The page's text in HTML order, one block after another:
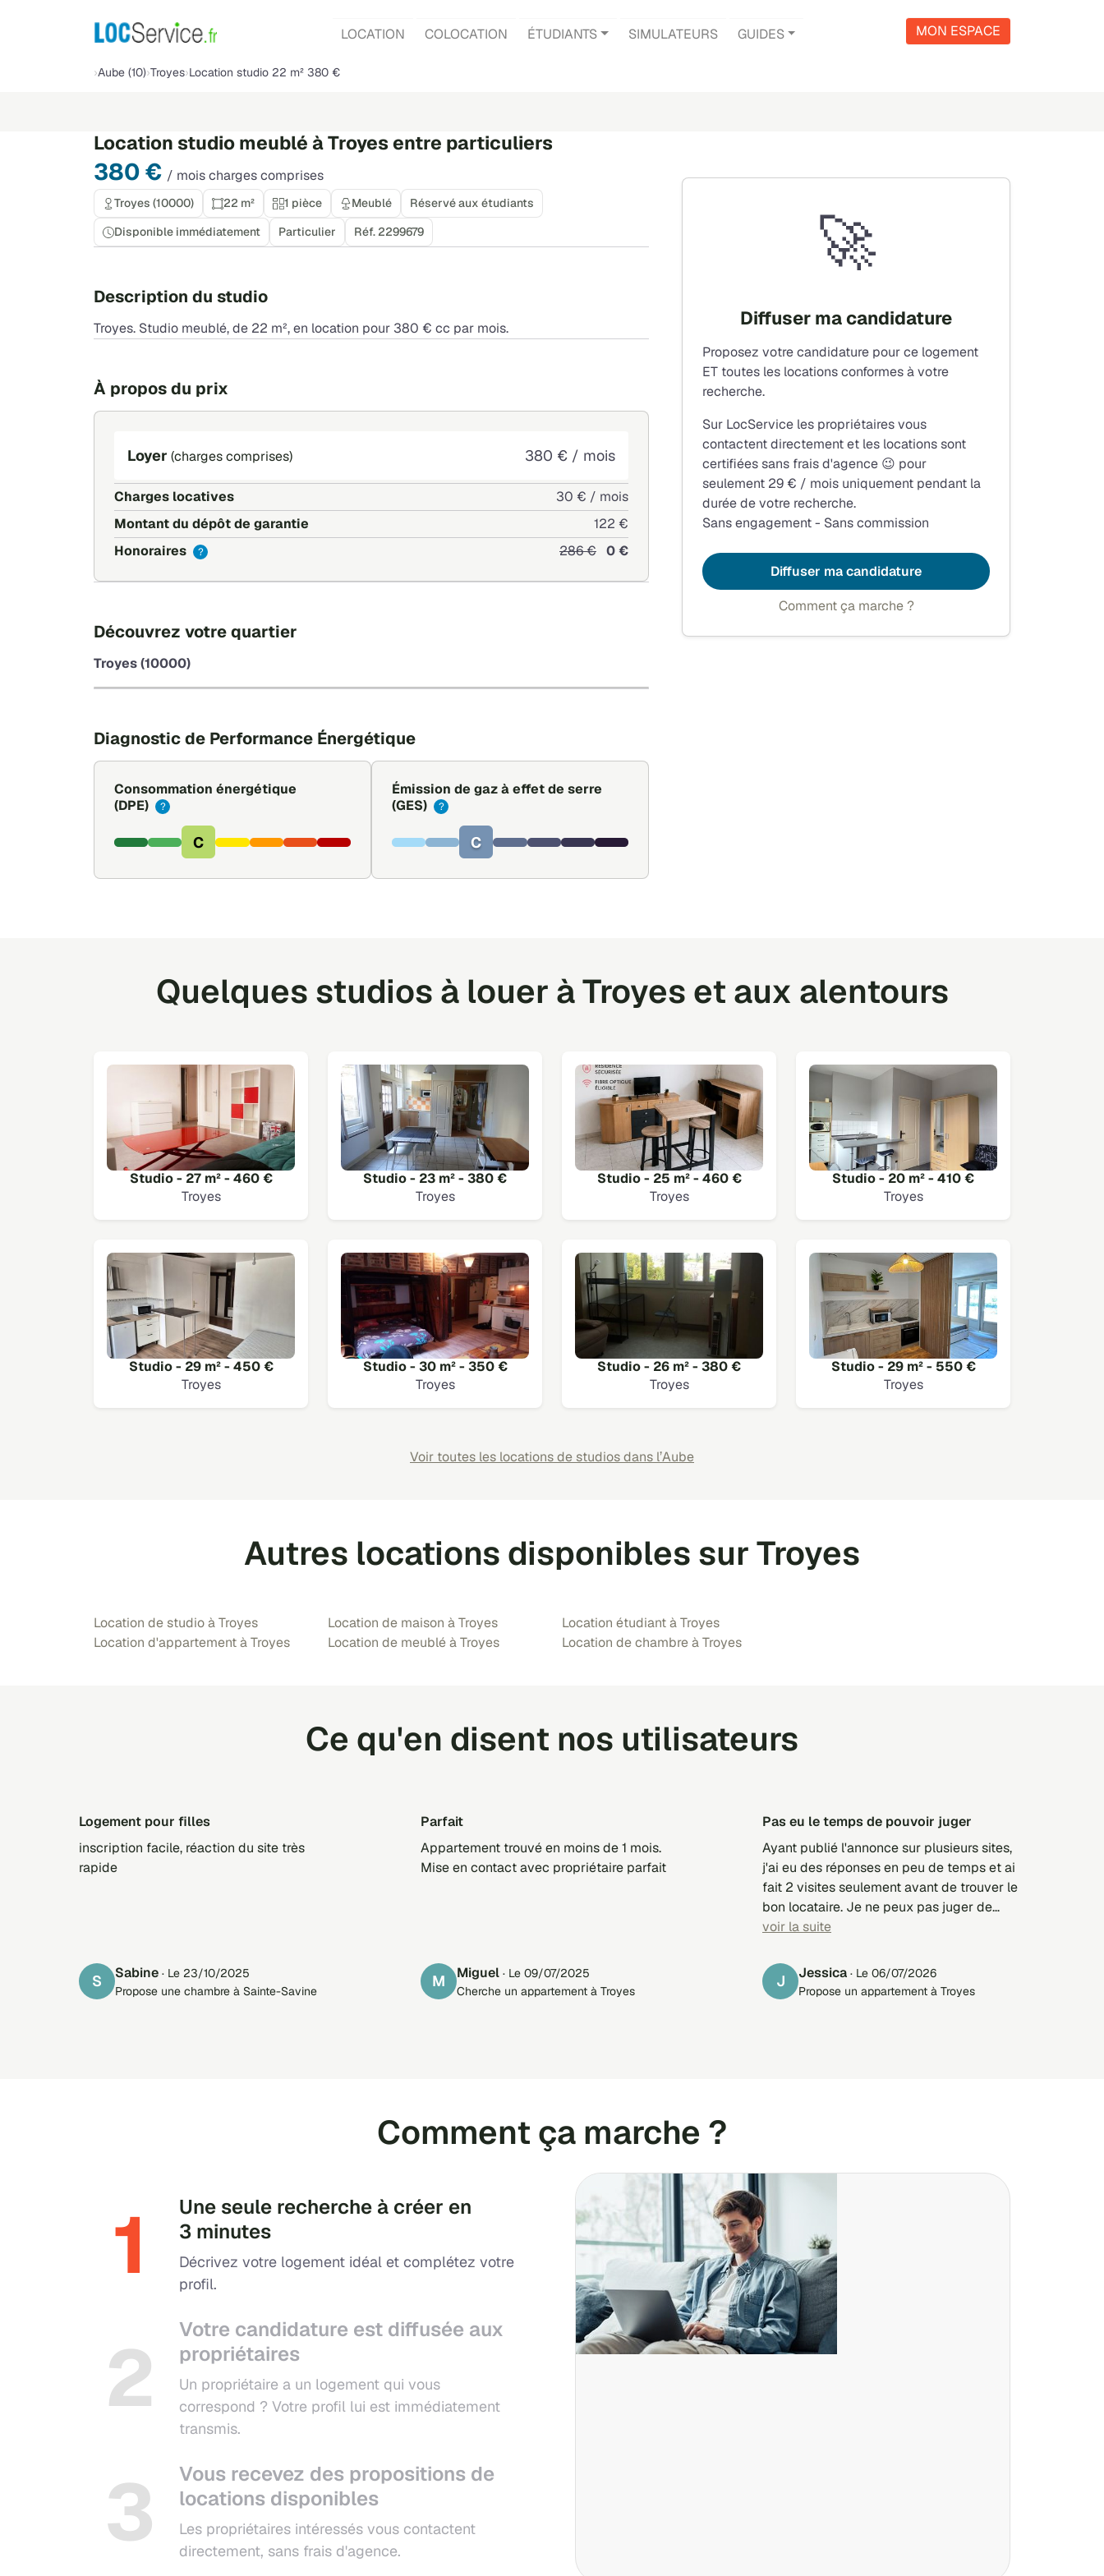
LOCATION COLOCATION ÉTUDIANTS SIMULATEURS GUIDES MON ESPACE
Aube (10) Troyes Location studio 22 m² 380 €
Location studio meublé à Troyes entre particuliers
380 € / mois charges comprises
Troyes (10000) 22 m² 1 pièce Meublé
Réservé aux étudiants
Disponible immédiatement
Particulier Réf. 2299679
Description du studio
Troyes. Studio meublé, de 22 m², en location pour 380 € cc par mois.
À propos du prix
Loyer (charges comprises) 380 € / mois
Charges locatives
30 € / mois
Montant du dépôt de garantie
122 €
Honoraires
? 286 € 0 €
Découvrez votre quartier
Troyes (10000)
Diagnostic de Performance Énergétique
Consommation énergétique
(DPE)
?
C
Émission de gaz à effet de serre
(GES)
?
C
🚀
Diffuser ma candidature
Proposez votre candidature pour ce logement
ET toutes les locations conformes à votre
recherche.
Sur LocService les propriétaires vous
contactent directement et les locations sont
certifiées sans frais d'agence 😉 pour
seulement 29 € / mois uniquement pendant la
durée de votre recherche.
Sans engagement - Sans commission
Diffuser ma candidature
Comment ça marche ?
Quelques studios à louer à Troyes et aux alentours
Studio - 27 m² - 460 €
Troyes
Studio - 23 m² - 380 €
Troyes
Studio - 25 m² - 460 €
Troyes
Studio - 20 m² - 410 €
Troyes
Studio - 29 m² - 450 €
Troyes
Studio - 30 m² - 350 €
Troyes
Studio - 26 m² - 380 €
Troyes
Studio - 29 m² - 550 €
Troyes
Voir toutes les locations de studios dans l’Aube
Autres locations disponibles sur Troyes
Location de studio à Troyes
Location d'appartement à Troyes
Location de maison à Troyes
Location de meublé à Troyes
Location étudiant à Troyes
Location de chambre à Troyes
Ce qu'en disent nos utilisateurs
logement pour filles
inscription facile, réaction du site très
rapide
S sabine · Le 23/10/2025
Propose une chambre à Sainte-Savine
Parfait
Appartement trouvé en moins de 1 mois.
Mise en contact avec propriétaire parfait
M Miguel · Le 09/07/2025
Cherche un appartement à Troyes
Pas eu le temps de pouvoir juger
Ayant publié l'annonce sur plusieurs sites,
j'ai eu des réponses en peu de temps et ai
fait 2 visites seulement avant de trouver le
bon locataire. Je ne peux pas juger de
l'efficacité du site, cependant j'ai apprécié
locataires potentiels à contacter.
Cependant j'ai envoyé quelques messages
voir la suite
J Jessica · Le 06/07/2026
Propose un appartement à Troyes
Comment ça marche ?
1
Une seule recherche à créer en
3 minutes
Décrivez votre logement idéal et complétez votre
profil.
2
Votre candidature est diffusée aux
propriétaires
Un propriétaire a un logement qui vous
correspond ? Votre profil lui est immédiatement
transmis.
3
Vous recevez des propositions de
locations disponibles
Les propriétaires intéressés vous contactent
directement, sans frais d'agence.